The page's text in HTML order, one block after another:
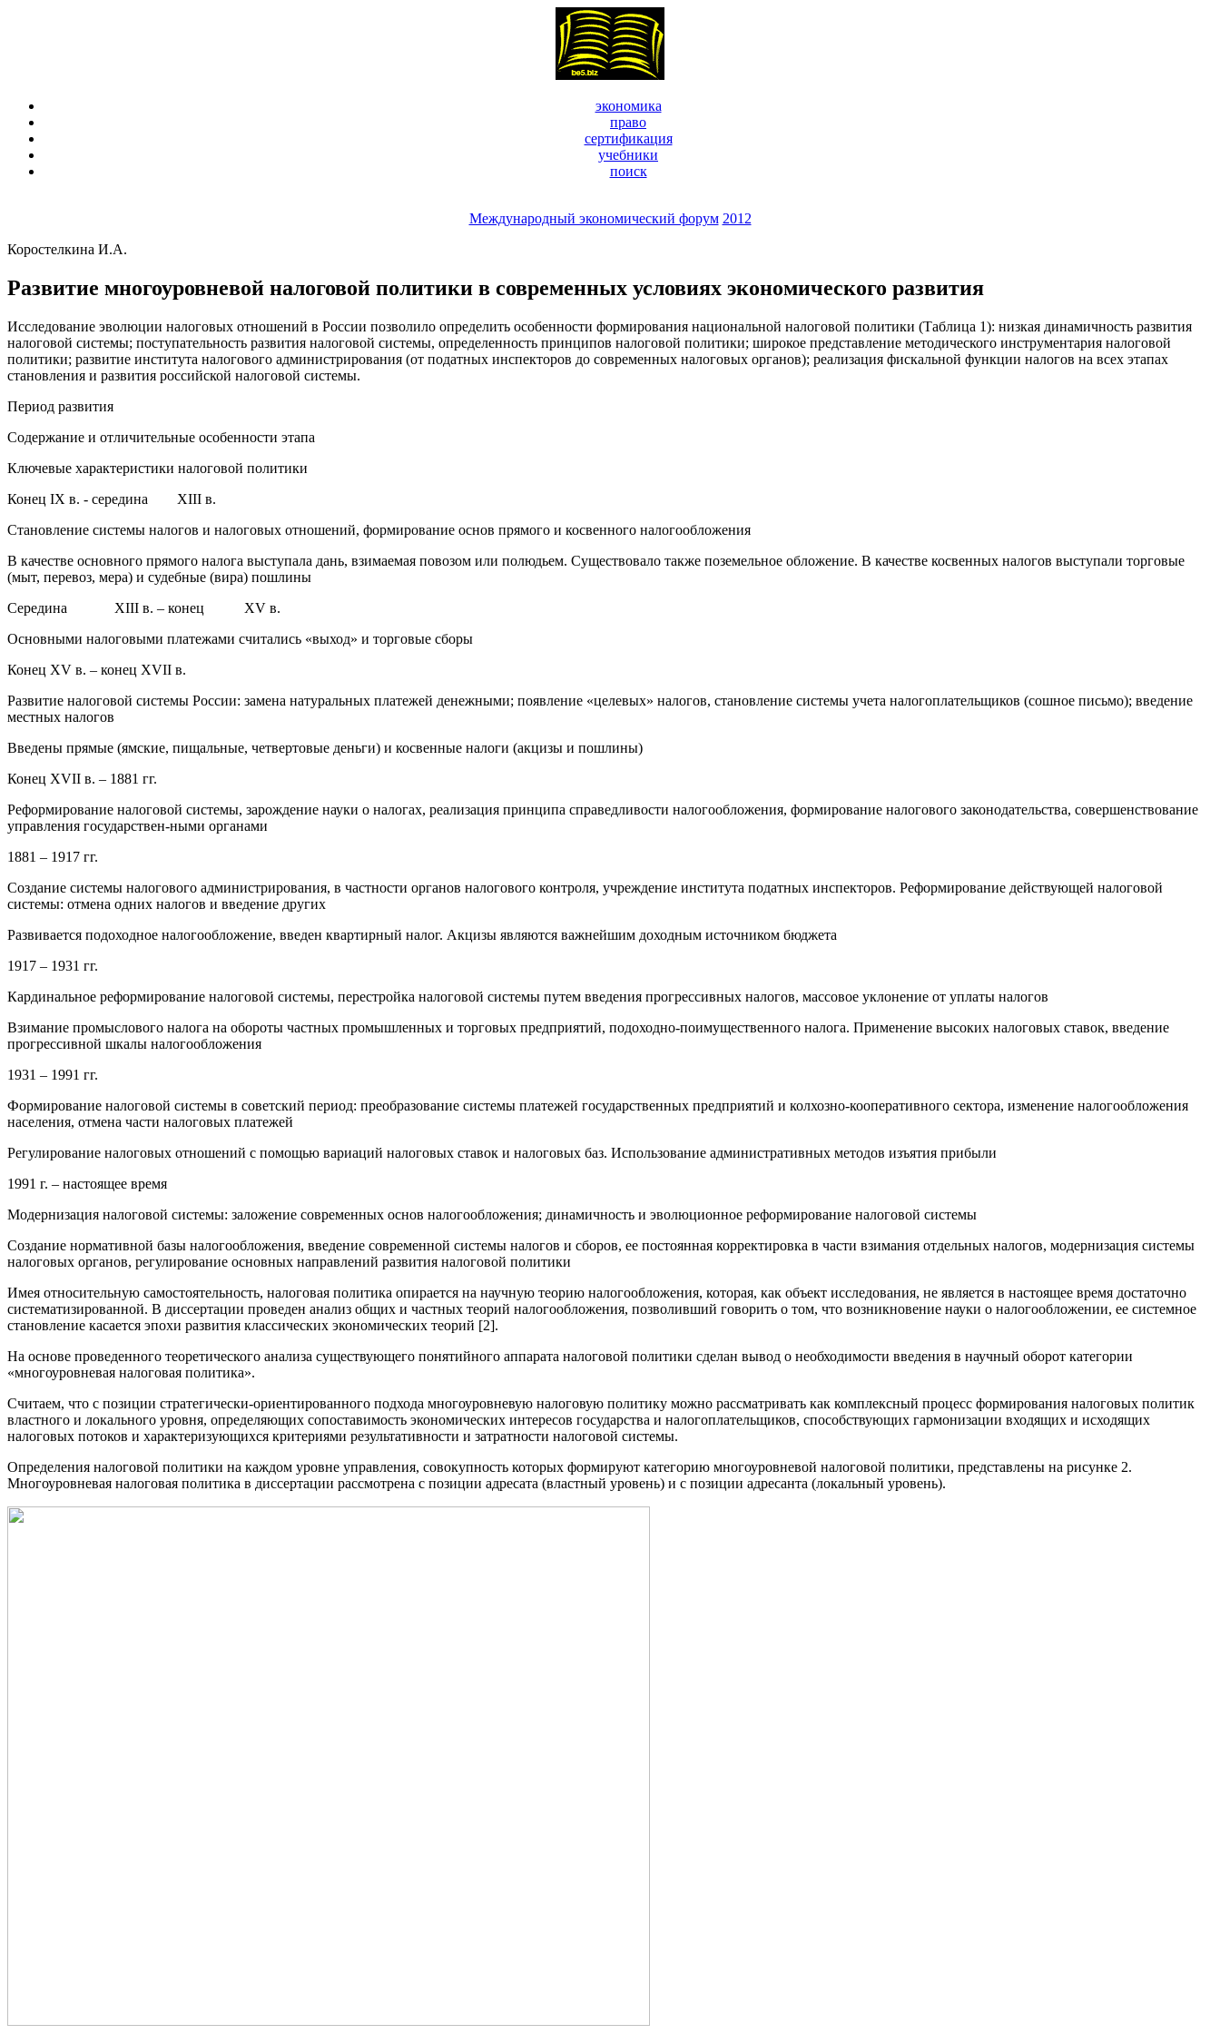
экономика
право
сертификация
учебники
поиск
Международный экономический форум 2012
Коростелкина И.А.
Развитие многоуровневой налоговой политики в современных условиях экономического развития
Исследование эволюции налоговых отношений в России позволило определить особенности формирования национальной налоговой политики (Таблица 1): низкая динамичность развития
налоговой системы; поступательность развития налоговой системы, определенность принципов налоговой политики; широкое представление методического инструментария налоговой
политики; развитие института налогового администрирования (от податных инспекторов до современных налоговых органов); реализация фискальной функции налогов на всех этапах
становления и развития российской налоговой системы.
Период развития
Содержание и отличительные особенности этапа
Ключевые характеристики налоговой политики
Конец IX в. - середина XIII в.
Становление системы налогов и налоговых отношений, формирование основ прямого и косвенного налогообложения
В качестве основного прямого налога выступала дань, взимаемая повозом или полюдьем. Существовало также поземельное обложение. В качестве косвенных налогов выступали торговые
(мыт, перевоз, мера) и судебные (вира) пошлины
Середина XIII в. – конец XV в.
Основными налоговыми платежами считались «выход» и торговые сборы
Конец XV в. – конец XVII в.
Развитие налоговой системы России: замена натуральных платежей денежными; появление «целевых» налогов, становление системы учета налогоплательщиков (сошное письмо); введение
местных налогов
Введены прямые (ямские, пищальные, четвертовые деньги) и косвенные налоги (акцизы и пошлины)
Конец XVII в. – 1881 гг.
Реформирование налоговой системы, зарождение науки о налогах, реализация принципа справедливости налогообложения, формирование налогового законодательства, совершенствование
управления государствен-ными органами
1881 – 1917 гг.
Создание системы налогового администрирования, в частности органов налогового контроля, учреждение института податных инспекторов. Реформирование действующей налоговой
системы: отмена одних налогов и введение других
Развивается подоходное налогообложение, введен квартирный налог. Акцизы являются важнейшим доходным источником бюджета
1917 – 1931 гг.
Кардинальное реформирование налоговой системы, перестройка налоговой системы путем введения прогрессивных налогов, массовое уклонение от уплаты налогов
Взимание промыслового налога на обороты частных промышленных и торговых предприятий, подоходно-поимущественного налога. Применение высоких налоговых ставок, введение
прогрессивной шкалы налогообложения
1931 – 1991 гг.
Формирование налоговой системы в советский период: преобразование системы платежей государственных предприятий и колхозно-кооперативного сектора, изменение налогообложения
населения, отмена части налоговых платежей
Регулирование налоговых отношений с помощью вариаций налоговых ставок и налоговых баз. Использование административных методов изъятия прибыли
1991 г. – настоящее время
Модернизация налоговой системы: заложение современных основ налогообложения; динамичность и эволюционное реформирование налоговой системы
Создание нормативной базы налогообложения, введение современной системы налогов и сборов, ее постоянная корректировка в части взимания отдельных налогов, модернизация системы
налоговых органов, регулирование основных направлений развития налоговой политики
Имея относительную самостоятельность, налоговая политика опирается на научную теорию налогообложения, которая, как объект исследования, не является в настоящее время достаточно
систематизированной. В диссертации проведен анализ общих и частных теорий налогообложения, позволивший говорить о том, что возникновение науки о налогообложении, ее системное
становление касается эпохи развития классических экономических теорий [2].
На основе проведенного теоретического анализа существующего понятийного аппарата налоговой политики сделан вывод о необходимости введения в научный оборот категории
«многоуровневая налоговая политика».
Считаем, что с позиции стратегически-ориентированного подхода многоуровневую налоговую политику можно рассматривать как комплексный процесс формирования налоговых политик
властного и локального уровня, определяющих сопоставимость экономических интересов государства и налогоплательщиков, способствующих гармонизации входящих и исходящих
налоговых потоков и характеризующихся критериями результативности и затратности налоговой системы.
Определения налоговой политики на каждом уровне управления, совокупность которых формируют категорию многоуровневой налоговой политики, представлены на рисунке 2.
Многоуровневая налоговая политика в диссертации рассмотрена с позиции адресата (властный уровень) и с позиции адресанта (локальный уровень).